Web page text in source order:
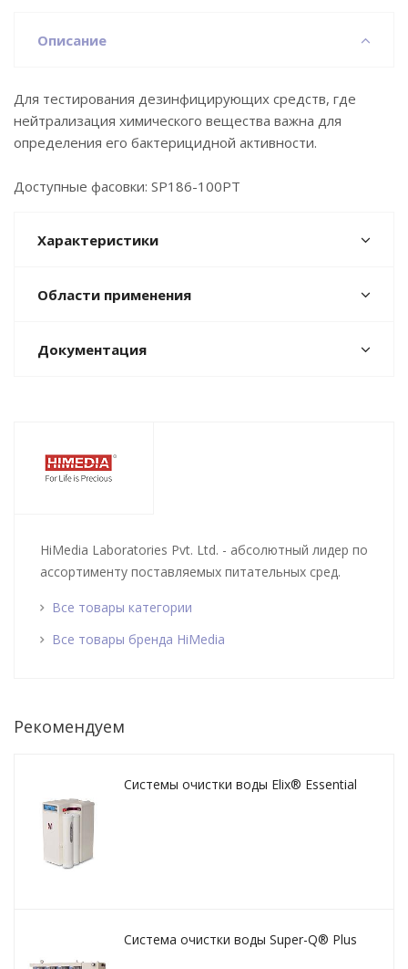
Описание
Для тестирования дезинфицирующих средств, где
нейтрализация химического вещества важна для
определения его бактерицидной активности.
Доступные фасовки: SP186-100PT
Характеристики
Области применения
Документация
HiMedia Laboratories Pvt. Ltd. - абсолютный лидер по
ассортименту поставляемых питательных сред.
Все товары категории
Все товары бренда HiMedia
Рекомендуем
Системы очистки воды Elix® Essential
Система очистки воды Super-Q® Plus